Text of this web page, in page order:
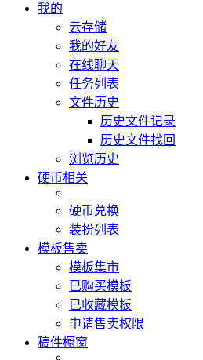
我的
云存储
我的好友
在线聊天
任务列表
文件历史
历史文件记录
历史文件找回
浏览历史
硬币相关
硬币兑换
装扮列表
模板售卖
模板集市
已购买模板
已收藏模板
申请售卖权限
稿件橱窗